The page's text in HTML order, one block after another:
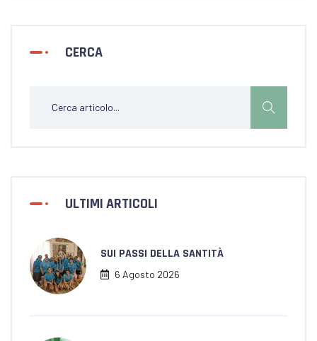
CERCA
ULTIMI ARTICOLI
SUI PASSI DELLA SANTITÀ
6 Agosto 2026